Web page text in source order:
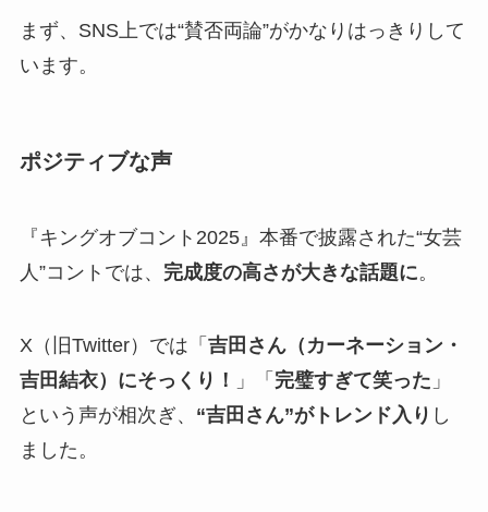
まず、SNS上では“賛否両論”がかなりはっきりして
います。
ポジティブな声
『キングオブコント2025』本番で披露された“女芸
人”コントでは、 完成度の高さが大きな話題に。
X（旧Twitter）では「 吉田さん（カーネーション・
吉田結衣）にそっくり！
」「 完璧すぎて笑った 」
という声が相次ぎ、 “吉田さん”がトレンド入り し
ました。